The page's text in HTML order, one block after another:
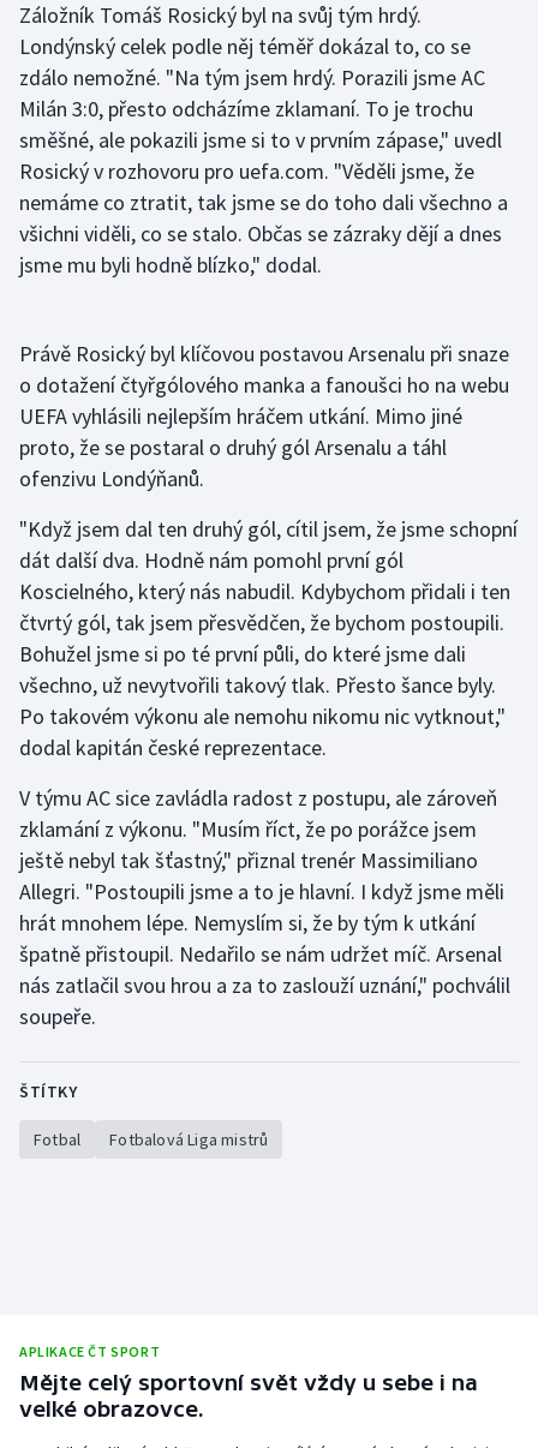
Moderní pětiboj
Motorsport
Olympijské hry
Parasport
Plavání
Ragby
Rychlobruslení
Rychlostní kanoistika
Short track
Sportovní střelba
Stolní tenis
Triatlon
Vodní slalom
Volejbal
Ostatní
Záložník Tomáš Rosický byl na svůj tým hrdý.
Londýnský celek podle něj téměř dokázal to, co se
zdálo nemožné. "Na tým jsem hrdý. Porazili jsme AC
Milán 3:0, přesto odcházíme zklamaní. To je trochu
směšné, ale pokazili jsme si to v prvním zápase," uvedl
Rosický v rozhovoru pro uefa.com. "Věděli jsme, že
nemáme co ztratit, tak jsme se do toho dali všechno a
všichni viděli, co se stalo. Občas se zázraky dějí a dnes
jsme mu byli hodně blízko," dodal.
Právě Rosický byl klíčovou postavou Arsenalu při snaze
o dotažení čtyřgólového manka a fanoušci ho na webu
UEFA vyhlásili nejlepším hráčem utkání. Mimo jiné
proto, že se postaral o druhý gól Arsenalu a táhl
ofenzivu Londýňanů.
"Když jsem dal ten druhý gól, cítil jsem, že jsme schopní
dát další dva. Hodně nám pomohl první gól
Koscielného, který nás nabudil. Kdybychom přidali i ten
čtvrtý gól, tak jsem přesvědčen, že bychom postoupili.
Bohužel jsme si po té první půli, do které jsme dali
všechno, už nevytvořili takový tlak. Přesto šance byly.
Po takovém výkonu ale nemohu nikomu nic vytknout,"
dodal kapitán české reprezentace.
V týmu AC sice zavládla radost z postupu, ale zároveň
zklamání z výkonu. "Musím říct, že po porážce jsem
ještě nebyl tak šťastný," přiznal trenér Massimiliano
Allegri. "Postoupili jsme a to je hlavní. I když jsme měli
hrát mnohem lépe. Nemyslím si, že by tým k utkání
špatně přistoupil. Nedařilo se nám udržet míč. Arsenal
nás zatlačil svou hrou a za to zaslouží uznání," pochválil
soupeře.
ŠTÍTKY
Fotbal Fotbalová Liga mistrů
APLIKACE ČT SPORT
Mějte celý sportovní svět vždy u sebe i na
velké obrazovce.